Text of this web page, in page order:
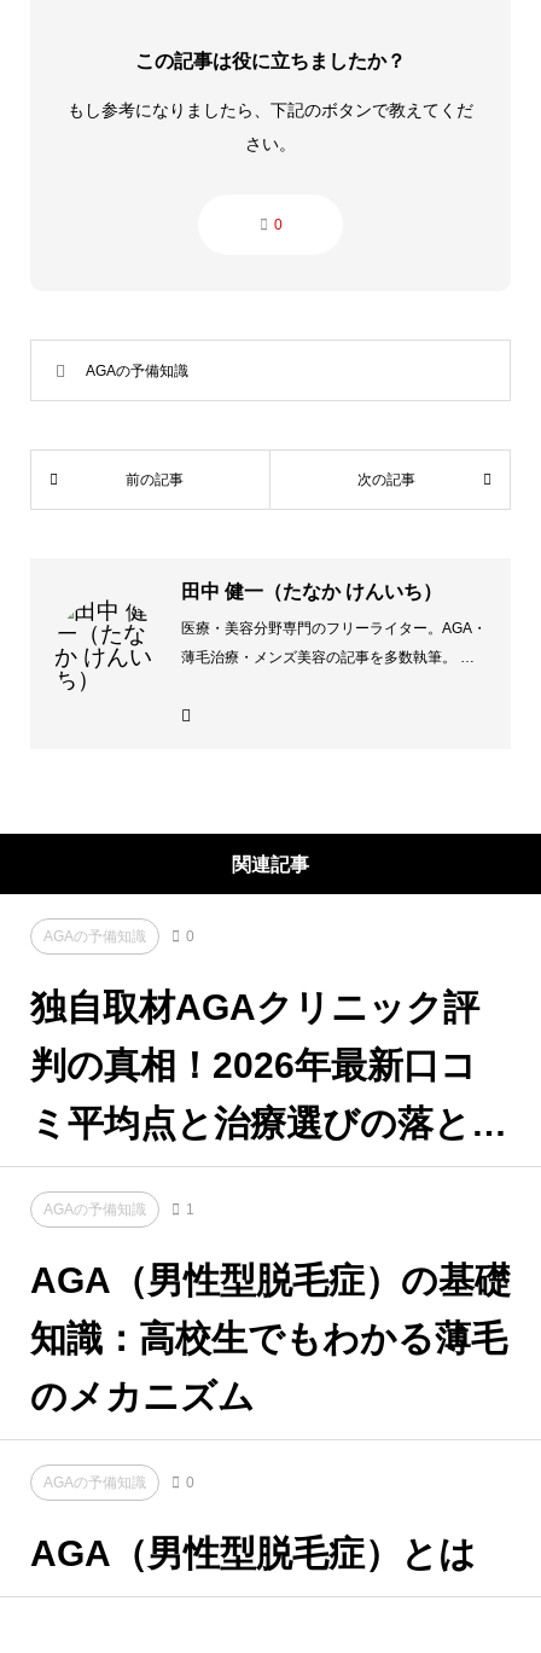
この記事は役に立ちましたか？
もし参考になりましたら、下記のボタンで教えてくだ
さい。
0
AGAの予備知識
前の記事 次の記事
田中 健一（たなか けんいち）
医療・美容分野専門のフリーライター。AGA・
薄毛治療・メンズ美容の記事を多数執筆。 特
以上のクリニック取材・記事制作に携わってお
門） 得意ジャンル：AGA治療、男性ホルモ
ン、発毛実感レポート、医療費の比較解説など
関連記事
AGAの予備知識 0
独自取材AGAクリニック評
判の真相！2026年最新口コ
ミ平均点と治療選びの落とし
穴
AGAの予備知識 1
AGA（男性型脱毛症）の基礎
知識：高校生でもわかる薄毛
のメカニズム
AGAの予備知識 0
AGA（男性型脱毛症）とは